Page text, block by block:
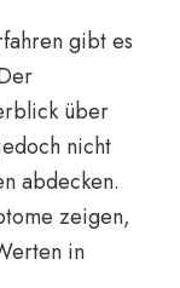
gibt es
über
nicht
abdecken.
zeigen,
in